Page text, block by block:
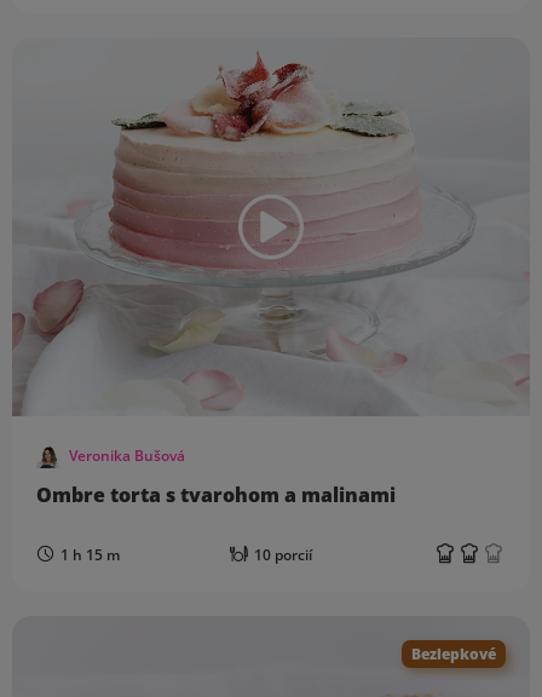
Veronika Bušová
Ombre torta s tvarohom a malinami
1 h 15 m 10 porcií
Bezlepkové